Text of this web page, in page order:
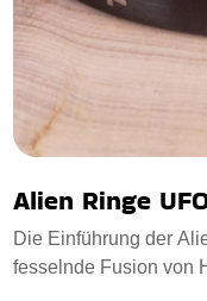
Alien Ringe
Die Einführung der
fesselnde Fusion von